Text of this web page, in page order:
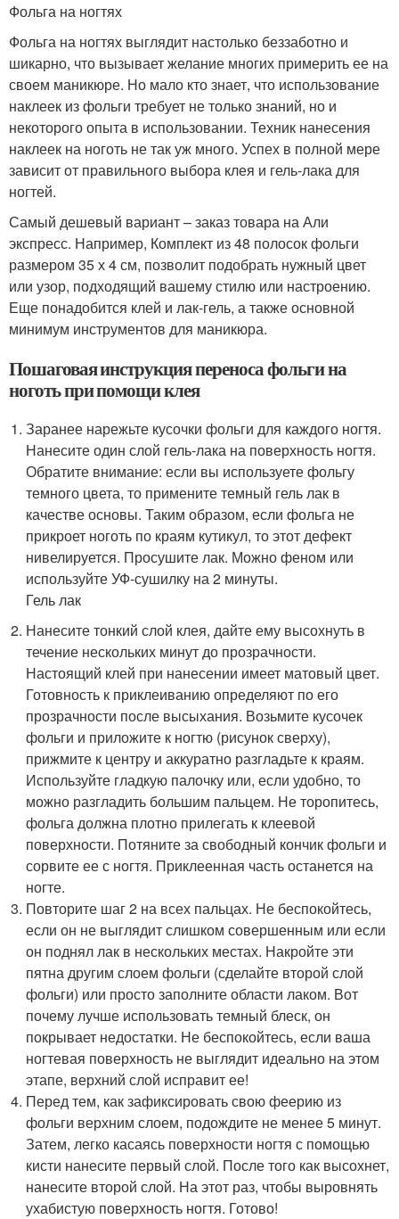
Фольга на ногтях
Фольга на ногтях выглядит настолько беззаботно и
шикарно, что вызывает желание многих примерить ее на
своем маникюре. Но мало кто знает, что использование
наклеек из фольги требует не только знаний, но и
некоторого опыта в использовании. Техник нанесения
наклеек на ноготь не так уж много. Успех в полной мере
зависит от правильного выбора клея и гель-лака для
ногтей.
Самый дешевый вариант – заказ товара на Али
экспресс. Например, Комплект из 48 полосок фольги
размером 35 х 4 см, позволит подобрать нужный цвет
или узор, подходящий вашему стилю или настроению.
Еще понадобится клей и лак-гель, а также основной
минимум инструментов для маникюра.
Пошаговая инструкция переноса фольги на
ноготь при помощи клея
Заранее нарежьте кусочки фольги для каждого ногтя.
Нанесите один слой гель-лака на поверхность ногтя.
Обратите внимание: если вы используете фольгу
темного цвета, то примените темный гель лак в
качестве основы. Таким образом, если фольга не
прикроет ноготь по краям кутикул, то этот дефект
нивелируется. Просушите лак. Можно феном или
используйте УФ-сушилку на 2 минуты.
Гель лак
Нанесите тонкий слой клея, дайте ему высохнуть в
течение нескольких минут до прозрачности.
Настоящий клей при нанесении имеет матовый цвет.
Готовность к приклеиванию определяют по его
прозрачности после высыхания. Возьмите кусочек
фольги и приложите к ногтю (рисунок сверху),
прижмите к центру и аккуратно разгладьте к краям.
Используйте гладкую палочку или, если удобно, то
можно разгладить большим пальцем. Не торопитесь,
фольга должна плотно прилегать к клеевой
поверхности. Потяните за свободный кончик фольги и
сорвите ее с ногтя. Приклеенная часть останется на
ногте.
Повторите шаг 2 на всех пальцах. Не беспокойтесь,
если он не выглядит слишком совершенным или если
он поднял лак в нескольких местах. Накройте эти
пятна другим слоем фольги (сделайте второй слой
фольги) или просто заполните области лаком. Вот
почему лучше использовать темный блеск, он
покрывает недостатки. Не беспокойтесь, если ваша
ногтевая поверхность не выглядит идеально на этом
этапе, верхний слой исправит ее!
Перед тем, как зафиксировать свою феерию из
фольги верхним слоем, подождите не менее 5 минут.
Затем, легко касаясь поверхности ногтя с помощью
кисти нанесите первый слой. После того как высохнет,
нанесите второй слой. На этот раз, чтобы выровнять
ухабистую поверхность ногтя. Готово!